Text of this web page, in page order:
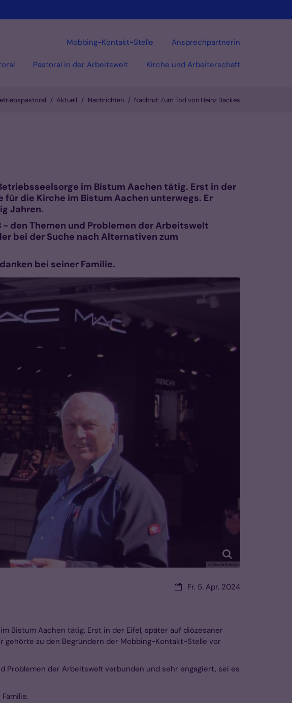
Pastoral in der Arbeitswelt Kirche und Arbeiterschaft
Mobbing-Kontakt-Stelle Ansprechpartnerin
Aktuell Nachrichten Nachruf: Zum Tod von Heinz Backes
im Bistum Aachen tätig. Erst in der
die Kirche im Bistum Aachen unterwegs. Er
Jahren.
den Themen und Problemen der Arbeitswelt
bei der Suche nach Alternativen zum
bei seiner Familie.
© Ursula Rohrer
Datum:Fr. 5. Apr. 2024
Bistum Aachen tätig. Erst in der Eifel, später auf diözesaner
gehörte zu den Begründern der Mobbing-Kontakt-Stelle vor
Problemen der Arbeitswelt verbunden und sehr engagiert, sei es